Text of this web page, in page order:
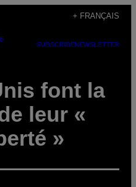
+ FRANÇAIS
SUBSCRIBENEWSLETTER
font la
leur «
»